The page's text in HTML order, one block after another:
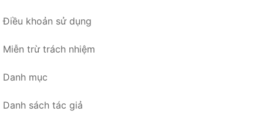
Điều khoản sử dụng
Miễn trừ trách nhiệm
Danh mục
Danh sách tác giả